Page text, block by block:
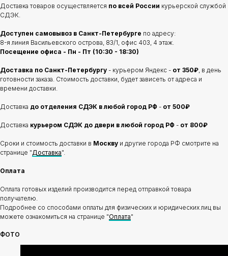
Доставка товаров осуществляется по всей России курьерской службой
СДЭК.
Доступен самовывоз в Санкт-Петербурге по адресу:
8-я линия Васильевского острова, 83/1, офис 403, 4 этаж.
Посещение офиса - Пн - Пт (10:30 - 18:30)
Доставка по Санкт-Петербургу - курьером Яндекс - от 350₽, в день
готовности заказа. Стоимость доставки, будет зависеть от адреса и
времени доставки.
Доставка до отделения СДЭК в любой город РФ - от 500₽
Доставка курьером СДЭК до двери в любой город РФ - от 800₽
Сроки и стоимость доставки в Москву и другие города РФ смотрите на
странице "Доставка".
Оплата
Оплата готовых изделий производится перед отправкой товара
получателю.
Подробнее со способами оплаты для физических и юридических лиц вы
можете ознакомиться на странице "Оплата"
ФОТО